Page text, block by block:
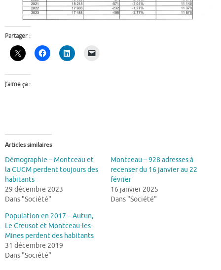
Partager :
J’aime ça :
Articles similaires
Démographie – Montceau et
la CUCM perdent toujours des
habitants
29 décembre 2023
Dans "Société"
Montceau – 928 adresses à
recenser du 16 janvier au 22
février
16 janvier 2025
Dans "Société"
Population en 2017 – Autun,
Le Creusot et Montceau-les-
Mines perdent des habitants
31 décembre 2019
Dans "Société"